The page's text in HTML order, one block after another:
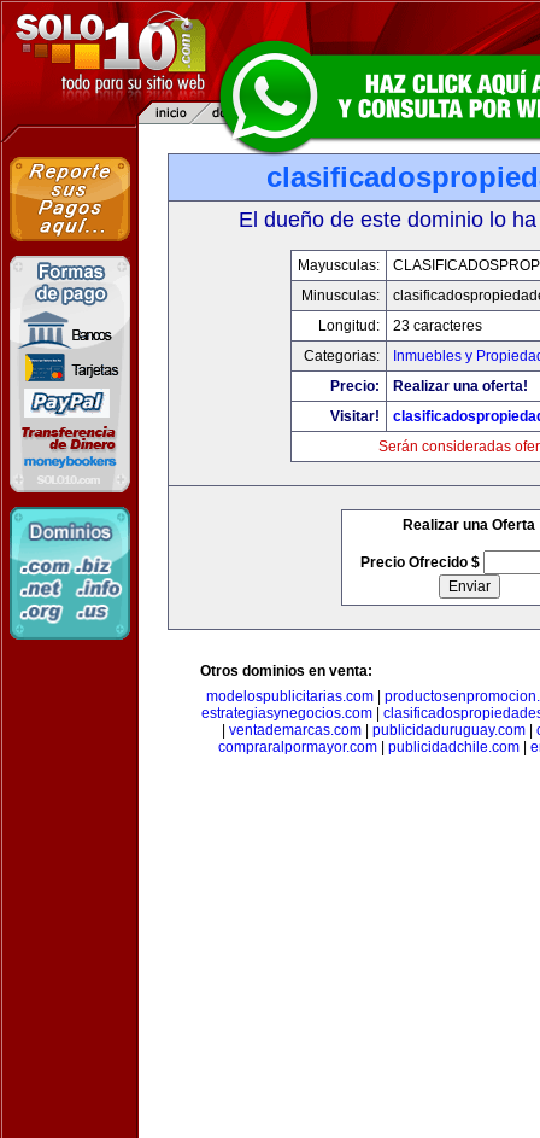
El dueño de este dominio lo
Mayusculas:
Minusculas:
Longitud:
23 caracteres
Categorias:
Inmuebles y
Precio:
Realizar una oferta!
Visitar!
Serán consideradas
Realizar una Oferta
Precio Ofrecido $
Otros dominios en venta:
modelospublicitarias.com
estrategiasynegocios.com|
ventademarcas.com publicidaduruguay.com
compraralpormayor.com| publicidadchile.com|